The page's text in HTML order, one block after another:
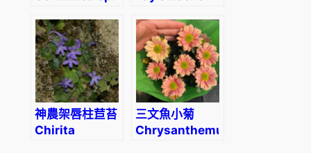
神農架唇柱苣苔
Chirita
三文魚小菊
Chrysanthemum